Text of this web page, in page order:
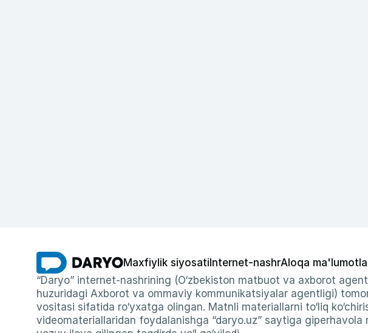
Maxfiylik siyosati Internet-nashrAloqa
“Daryo” internet-nashrining (O‘zbekiston matbuot va axborot
huzuridagi Axborot va ommaviy kommunikatsiyalar agentligi)
vositasi sifatida ro‘yxatga olingan. Matnli materiallarni to‘liq
videomateriallaridan foydalanishga “daryo.uz” saytiga